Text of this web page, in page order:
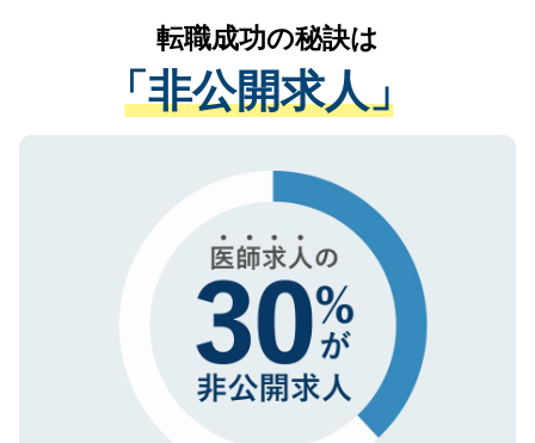
は、個人情報の取り扱いについての厳密な
管理基準を満たした事業者のみに付与され
る、プライバシーマークを取得済みです。
ご登録いただいた個人情報は、SSL（デー
で、機密保持に関してもご安心ください。
かがいして、現在の医療機関の状況や紹介
経験をまじえながら、適切なアドバイスを
させていただきます。すぐにご転職をされ
ない方には、長期的なサポートが可能です
ので、まずはご登録ください。
転職成功の秘訣は
「非公開求人」